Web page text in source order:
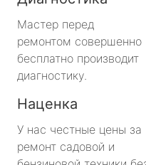
Мастер перед
ремонтом совершенно
бесплатно производит
диагностику.
Наценка
У нас честные цены за
ремонт садовой и